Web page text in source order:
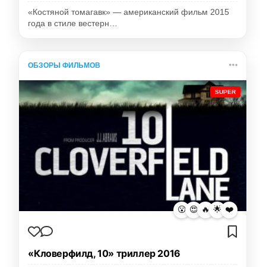
«Костяной томагавк» — американский фильм 2015
года в стиле вестерн…
ОБЗОРЫ ФИЛЬМОВ
SUPER
😮 😍 🔥 🌟 ❤️
«Кловерфилд, 10» триллер 2016